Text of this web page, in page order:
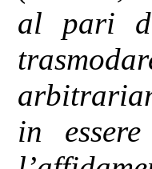
al pari di
in